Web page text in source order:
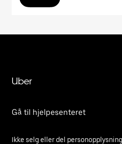
Uber
Gå til hjelpesenteret
Ikke selg eller del